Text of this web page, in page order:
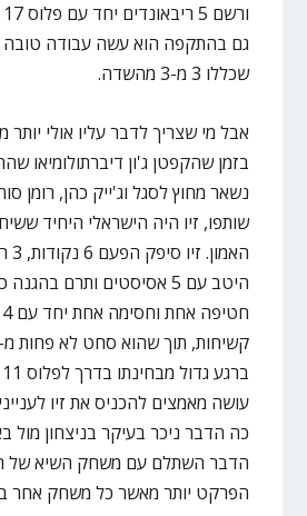
שכללו 3 מ-3 מהשדה.
אבל מי שצריך לדבר עליו אולי יותר
בזמן שהקפטן ג'ון דיברתולומיאו
נשאר מחוץ לסגל וג'ייק כהן, רומן
שותפו, זיו היה הישראלי היחיד
היטב עם 5 אסיסטים ותרם
עושה מאמצים להכניס את זיו
כה הדבר ניכר בעיקר בניצחון
הדבר השתלם עם משחק השיא של
הפרקט יותר מאשר כל משחק אחר